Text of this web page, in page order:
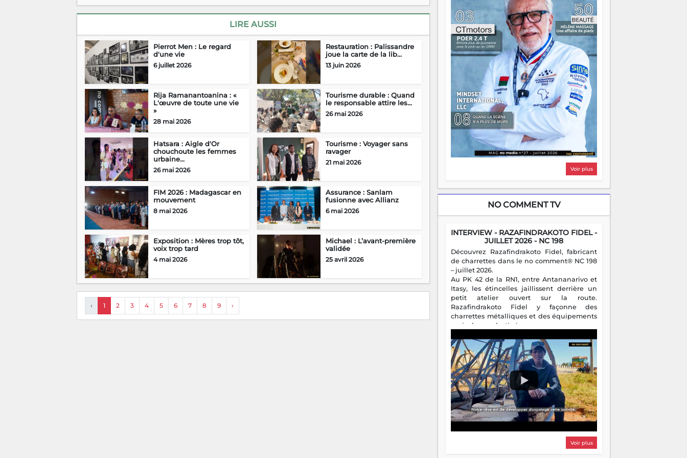
LIRE AUSSI
Pierrot Men : Le regard
d'une vie
6 juillet 2026
Restauration : Palissandre
joue la carte de la lib...
13 juin 2026
Rija Ramanantoanina : «
L'œuvre de toute une vie
»
28 mai 2026
Tourisme durable : Quand
le responsable attire les...
26 mai 2026
Hatsara : Aigle d'Or
chouchoute les femmes
urbaine...
26 mai 2026
Tourisme : Voyager sans
ravager
21 mai 2026
FIM 2026 : Madagascar en
mouvement
8 mai 2026
Assurance : Sanlam
fusionne avec Allianz
6 mai 2026
Exposition : Mères trop tôt,
voix trop tard
4 mai 2026
Michael : L’avant-première
validée
25 avril 2026
‹ 1 2 3 4 5 6 7 8 9 ›
oui, on pourrait s'arrêter là, applaudir et
rentrer chez soi satisfait. Mais ce serait
passer à côté d'une chose essentielle. La
fougue, ça brûle fort — et parfois, ça brûle
vite. Une flamme sans direction peut
éclairer autant qu'elle peut consumer. C'est
là que les aînés entrent en scène — pas
pour reprendre le gouvernail, mais pour
montrer où sont les récifs. Les jeunes ont la
force, les vieux ont l'expérience, comme on
dit. Ce n'est pas un combat de générations
— c'est une question d'équipage. Partagez
vos réussites, mais aussi vos échecs. Surtout
vos échecs, d'ailleurs — ils enseignent
mieux que n'importe quel manuel. À
Madagascar, la barque avance. Il faut juste
s'assurer que tout le monde rame dans le
Voir plus
NO COMMENT TV
INTERVIEW - RAZAFINDRAKOTO FIDEL -
JUILLET 2026 - NC 198
Découvrez Razafindrakoto Fidel, fabricant
de charrettes dans le no comment® NC 198
– juillet 2026.
Au PK 42 de la RN1, entre Antananarivo et
Itasy, les étincelles jaillissent derrière un
petit atelier ouvert sur la route.
Razafindrakoto Fidel y façonne des
charrettes métalliques et des équipements
agricoles destinés aux campagnes
familial, il perpétue un métier discret mais
essentiel.
Voir plus